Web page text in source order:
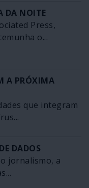
DA NOITE
Press,
o...
A PRÓXIMA
que integram
DADOS
jornalismo, a